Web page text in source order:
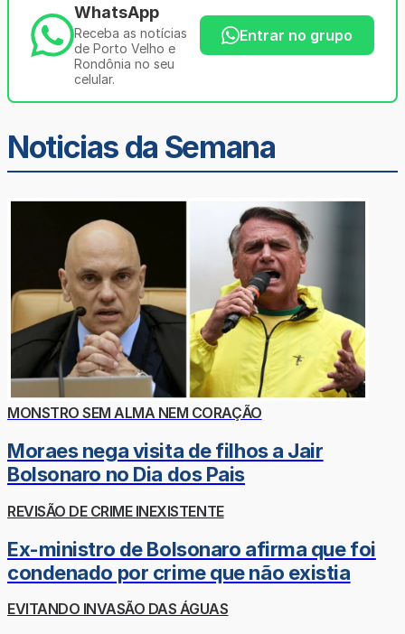
WhatsApp
Receba as notícias
de Porto Velho e
Rondônia no seu
celular.
Entrar no grupo
Noticias da Semana
MONSTRO SEM ALMA NEM CORAÇÃO
Moraes nega visita de filhos a Jair
Bolsonaro no Dia dos Pais
REVISÃO DE CRIME INEXISTENTE
Ex-ministro de Bolsonaro afirma que foi
condenado por crime que não existia
EVITANDO INVASÃO DAS ÁGUAS